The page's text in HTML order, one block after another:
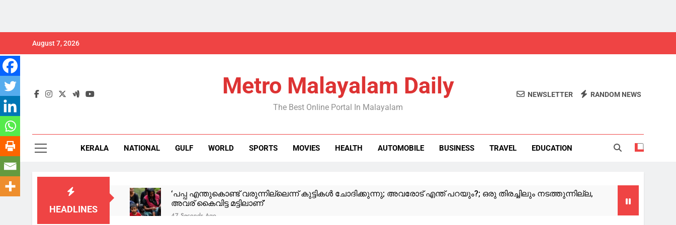
content
August 7, 2026
Metro Malayalam Daily
The Best Online Portal In Malayalam
NEWSLETTER RANDOM NEWS
KERALA NATIONAL GULF WORLD SPORTS MOVIES HEALTH AUTOMOBILE BUSINESS TRAVEL EDUCATION
HEADLINES
‘പപ്പ എന്തുകൊണ്ട് വരുന്നില്ലെന്ന് കുട്ടികൾ ചോദിക്കുന്നു; അവരോട് എന്ത് പറയും?; ഒരു തിരച്ചിലും നടത്തുന്നില്ല,
അവര് കൈവിട്ട മട്ടിലാണ്’
47 Seconds Ago